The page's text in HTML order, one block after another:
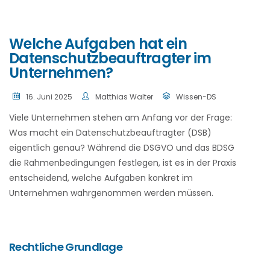
Welche Aufgaben hat ein
Datenschutzbeauftragter im
Unternehmen?
16. Juni 2025 Matthias Walter Wissen-DS
Viele Unternehmen stehen am Anfang vor der Frage:
Was macht ein Datenschutzbeauftragter (DSB)
eigentlich genau? Während die DSGVO und das BDSG
die Rahmenbedingungen festlegen, ist es in der Praxis
entscheidend, welche Aufgaben konkret im
Unternehmen wahrgenommen werden müssen.
Rechtliche Grundlage